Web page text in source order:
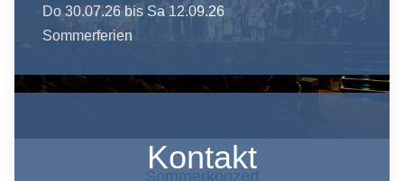
Do 30.07.26 bis Sa 12.09.26
Sommerferien
Kontakt